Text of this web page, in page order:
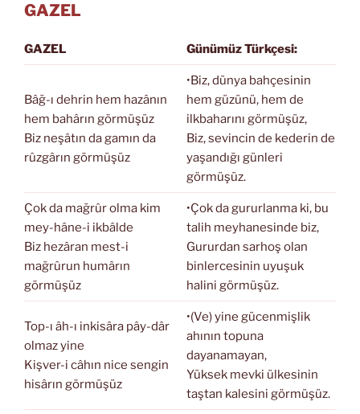
GAZEL
GAZEL Günümüz Türkçesi:
Bâğ-ı dehrin hem hazânın
hem bahârın görmüşüz
Biz neşâtın da gamın da
rûzgârın görmüşüz
•Biz, dünya bahçesinin
hem güzünü, hem de
ilkbaharını görmüşüz,
Biz, sevincin de kederin de
yaşandığı günleri
görmüşüz.
Çok da mağrûr olma kim
mey-hâne-i ikbâlde
Biz hezâran mest-i
mağrûrun humârın
görmüşüz
•Çok da gururlanma ki, bu
talih meyhanesinde biz,
Gururdan sarhoş olan
binlercesinin uyuşuk
halini görmüşüz.
Top-ı âh-ı inkisâra pây-dâr
olmaz yine
Kişver-i câhın nice sengin
hisârın görmüşüz
•(Ve) yine gücenmişlik
ahının topuna
dayanamayan,
Yüksek mevki ülkesinin
taştan kalesini görmüşüz.